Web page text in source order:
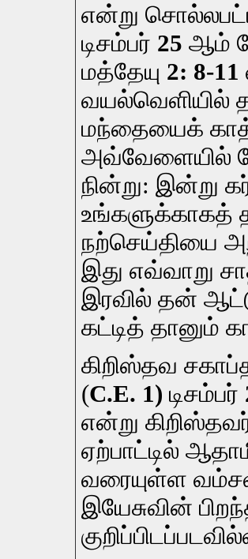
என்று
டிசம்பர் 25 ஆம்
மத்தேயு 2: 8-11
வயல்வெளியில்
மந்தையைக்
அவ்வேளையில்
நின்று: இன்று
உங்களுக்காகத்
நற்செய்தியை
இது எவ்வாறு
இரவில் தன்
கட்டித் தானும்
கிறிஸ்தவ
(C.E. 1) டிசம்பர்
என்று
ஏற்பாட்டில்
வரையுள்ள
இயேசுவின்